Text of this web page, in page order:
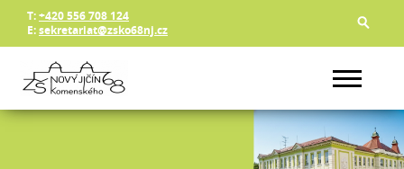
T:+420 556 708 124
E:sekretariat@zsko68nj.cz